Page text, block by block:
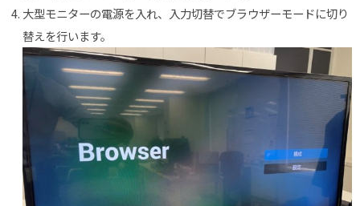
大型モニターの電源を入れ、入力切替でブラウザーモードに切り
替えを行います。